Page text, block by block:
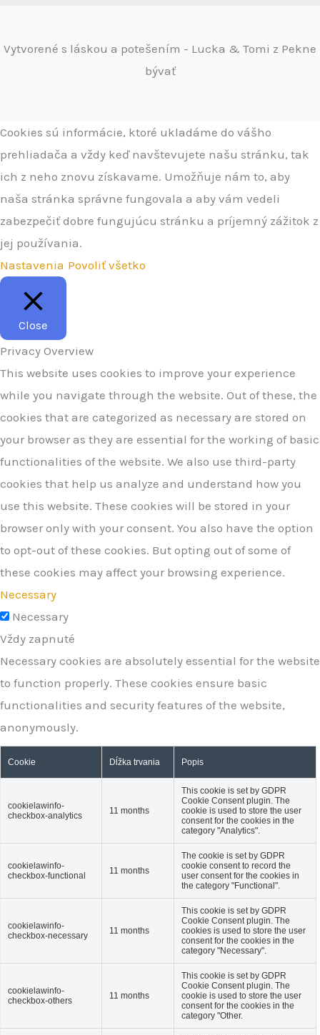
Vytvorené s láskou a potešením - Lucka & Tomi z Pekne
bývať
Cookies sú informácie, ktoré ukladáme do vášho
prehliadača a vždy keď navštevujete našu stránku, tak
ich z neho znovu získavame. Umožňuje nám to, aby
naša stránka správne fungovala a aby vám vedeli
zabezpečiť dobre fungujúcu stránku a príjemný zážitok z
jej používania.
Nastavenia Povoliť všetko
Close
Privacy Overview
This website uses cookies to improve your experience
while you navigate through the website. Out of these, the
cookies that are categorized as necessary are stored on
your browser as they are essential for the working of basic
functionalities of the website. We also use third-party
cookies that help us analyze and understand how you
use this website. These cookies will be stored in your
browser only with your consent. You also have the option
to opt-out of these cookies. But opting out of some of
these cookies may affect your browsing experience.
Necessary
Necessary
Vždy zapnuté
Necessary cookies are absolutely essential for the website
to function properly. These cookies ensure basic
functionalities and security features of the website,
anonymously.
Cookie Dĺžka trvania Popis
cookielawinfo-
checkbox-analytics
11 months
This cookie is set by GDPR
Cookie Consent plugin. The
cookie is used to store the user
consent for the cookies in the
category "Analytics".
cookielawinfo-
checkbox-functional
11 months
The cookie is set by GDPR
cookie consent to record the
user consent for the cookies in
the category "Functional".
cookielawinfo-
checkbox-necessary
11 months
This cookie is set by GDPR
Cookie Consent plugin. The
cookies is used to store the user
consent for the cookies in the
category "Necessary".
cookielawinfo-
checkbox-others
11 months
This cookie is set by GDPR
Cookie Consent plugin. The
cookie is used to store the user
consent for the cookies in the
category "Other.